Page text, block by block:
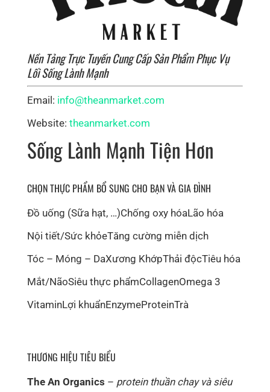
Nền Tảng Trực Tuyến Cung Cấp Sản Phẩm Phục Vụ
Lối Sống Lành Mạnh
Email: info@theanmarket.com
Website: theanmarket.com
Sống Lành Mạnh Tiện Hơn
CHỌN THỰC PHẨM BỔ SUNG CHO BẠN VÀ GIA ĐÌNH
Đồ uống (Sữa hạt, …)Chống oxy hóaLão hóa
Nội tiết/Sức khỏeTăng cường miễn dịch
Tóc – Móng – DaXương KhớpThải độcTiêu hóa
Mắt/NãoSiêu thực phẩmCollagenOmega 3
VitaminLợi khuẩnEnzymeProteinTrà
THƯƠNG HIỆU TIÊU BIỂU
The An Organics – protein thuần chay và siêu